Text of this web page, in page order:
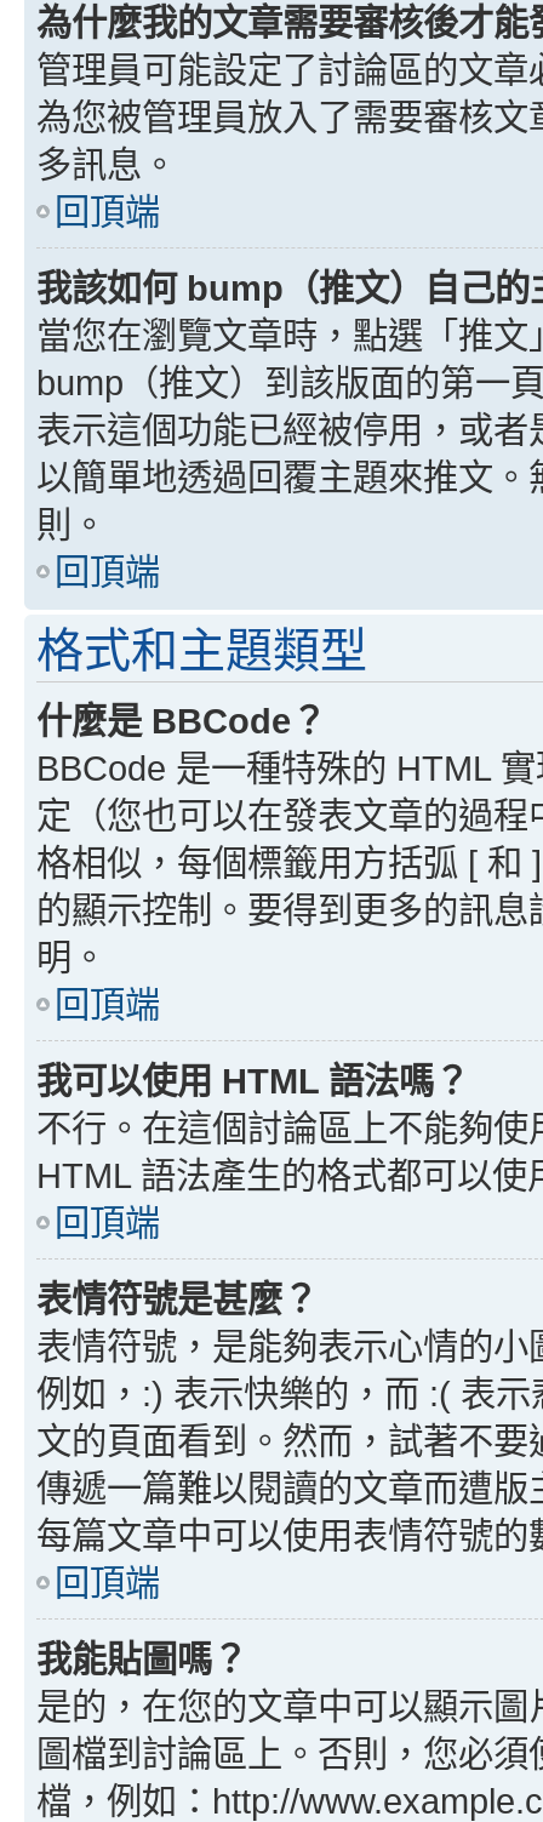
為什麼我的文章需要審核後才能
管理員可能設定了討論區的文
為您被管理員放入了需要審核
多訊息。
回頂端
我該如何 bump（推文）自己的
當您在瀏覽文章時，點選「推
bump（推文）到該版面的第一
表示這個功能已經被停用，或
以簡單地透過回覆主題來推文
則。
回頂端
格式和主題類型
什麼是 BBCode？
BBCode 是一種特殊的 HTML
定（您也可以在發表文章的過
格相似，每個標籤用方括弧 [ 和
的顯示控制。要得到更多的訊
明。
回頂端
我可以使用 HTML 語法嗎？
不行。在這個討論區上不能夠
HTML 語法產生的格式都可以
回頂端
表情符號是甚麼？
表情符號，是能夠表示心情的
例如，:) 表示快樂的，而 :( 表
文的頁面看到。然而，試著不
傳遞一篇難以閱讀的文章而遭
每篇文章中可以使用表情符號的
回頂端
我能貼圖嗎？
是的，在您的文章中可以顯示
圖檔到討論區上。否則，您必
檔，例如：http://